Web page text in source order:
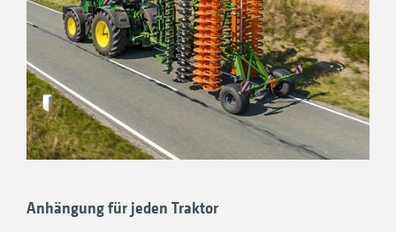
Anhängung für jeden Traktor